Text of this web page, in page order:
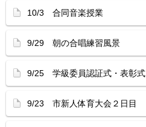
10/3 合同音楽授業
9/29 朝の合唱練習風景
9/25 学級委員認証式・表彰式
9/23 市新人体育大会２日目